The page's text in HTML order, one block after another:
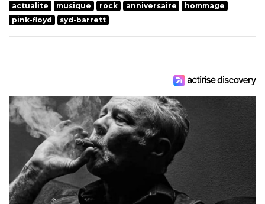
actualite musique rock anniversaire
hommage
pink-floyd
syd-barrett